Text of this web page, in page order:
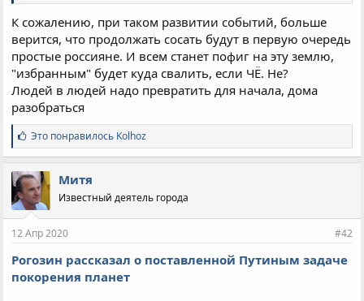
К сожалению, при таком развитии событий, больше
верится, что продолжать сосать будут в первую очередь
простые россияне. И всем станет пофиг на эту землю,
"избранным" будет куда свалить, если ЧЁ. Не?
Людей в людей надо превратить для начала, дома
разобраться
С
и
м
п
а
т
и
:
Это понравилось Kolhoz
Митя
Известный деятель города
12 Апр 2020 #42
Рогозин рассказал о поставленной Путиным задаче
покорения планет